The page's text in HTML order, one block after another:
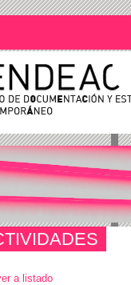
a listado